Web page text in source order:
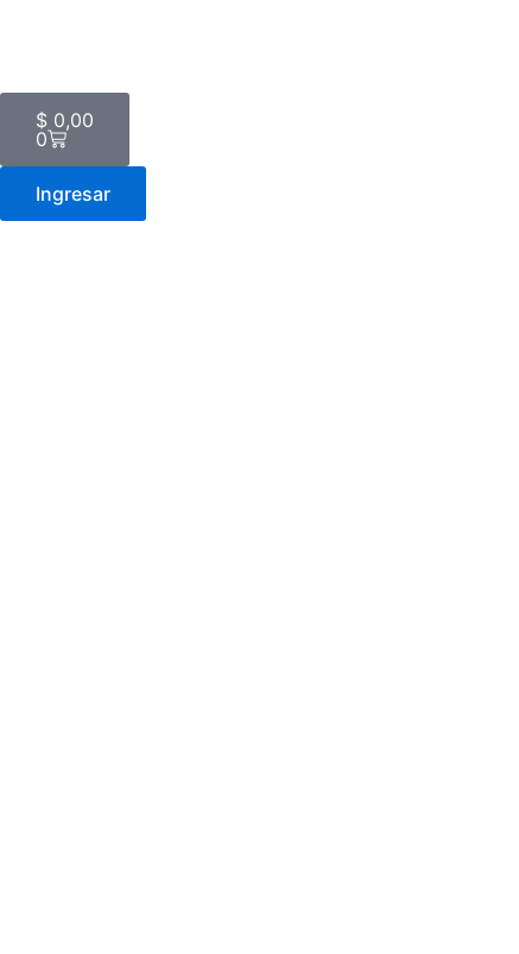
$ 0,00
0
Ingresar